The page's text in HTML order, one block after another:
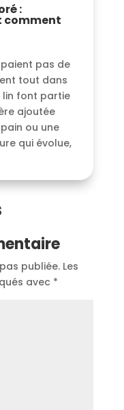
:
comment
pas de
tout dans
lin font partie
ajoutée
ou une
qui évolue,
publiée. Les
avec *